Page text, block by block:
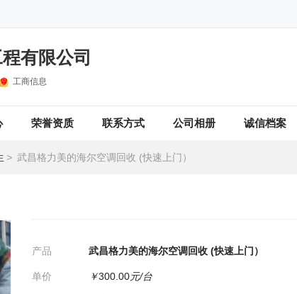
有限公司
工商信息
荣誉资质 联系方式 公司相册 诚信档案
> 武昌格力美的海尔空调回收 (快速上门）
产品 武昌格力美的海尔空调回收 (快速上门）
单价 ￥300.00元/台